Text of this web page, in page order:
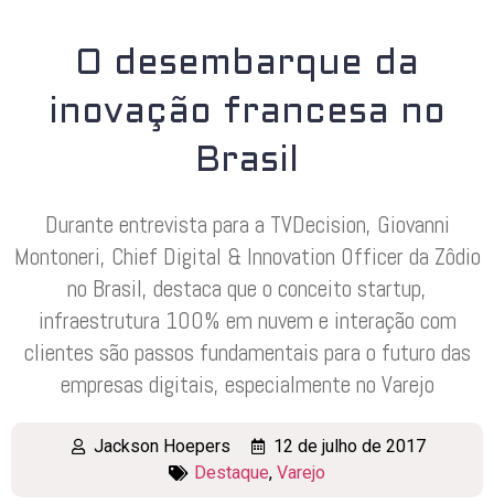
O desembarque da
inovação francesa no
Brasil
Durante entrevista para a TVDecision, Giovanni
Montoneri, Chief Digital & Innovation Officer da Zôdio
no Brasil, destaca que o conceito startup,
infraestrutura 100% em nuvem e interação com
clientes são passos fundamentais para o futuro das
empresas digitais, especialmente no Varejo
Jackson Hoepers
12 de julho de 2017
Destaque, Varejo